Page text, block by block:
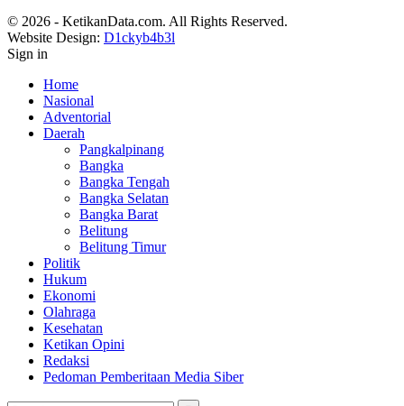
© 2026 - KetikanData.com. All Rights Reserved.
Website Design: D1ckyb4b3l
Sign in
Home
Nasional
Adventorial
Daerah
Pangkalpinang
Bangka
Bangka Tengah
Bangka Selatan
Bangka Barat
Belitung
Belitung Timur
Politik
Hukum
Ekonomi
Olahraga
Kesehatan
Ketikan Opini
Redaksi
Pedoman Pemberitaan Media Siber